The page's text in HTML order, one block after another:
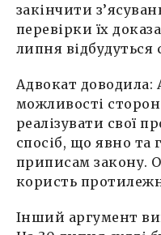
закінчити
перевірки їх
липня відбудуться
Адвокат доводила:
можливості
реалізувати свої
спосіб, що явно та
приписам закону.
користь
Інший аргумент